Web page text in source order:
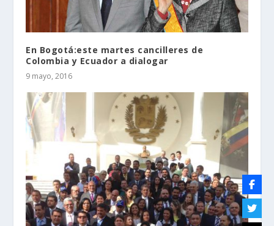
En Bogotá:este martes cancilleres de
Colombia y Ecuador a dialogar
9 mayo, 2016